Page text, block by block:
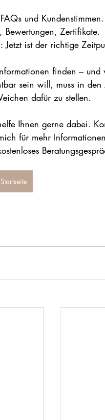
und Kundenstimmen.
Bewertungen, Zertifikate.
Jetzt ist der richtige
finden – und
sein will, muss in den
dafür zu stellen.
Ihnen gerne dabei.
für mehr